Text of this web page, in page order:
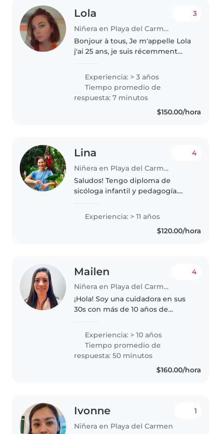
Lola
Niñera en Playa del Carmen
3
Bonjour à tous, Je m'appelle Lola
j'ai 25 ans, je suis récemment
suis française, diplômée
infirmière, titulaire d'un CAP
Petite Enfance ainsi que..
Experiencia: > 3 años
Tiempo promedio de
respuesta: 7 minutos
$150.00/hora
Lina
Niñera en Playa del Carmen
4
Saludos! Tengo diploma de
sicóloga infantil y pedagogía.
en terapeuta paramédico. Me
gustaría ofrecer mis servicios
Experiencia: > 11 años
$120.00/hora
Mailen
Niñera en Playa del Carmen
4
¡Hola! Soy una cuidadora en sus
30s con más de 10 años de
niños de todas las edades. Me
encanta nadar, cocinar y hacer
manualidades con los niños.
Tengo..
Experiencia: > 10 años
Tiempo promedio de
respuesta: 50 minutos
$160.00/hora
Ivonne
Niñera en Playa del Carmen
1